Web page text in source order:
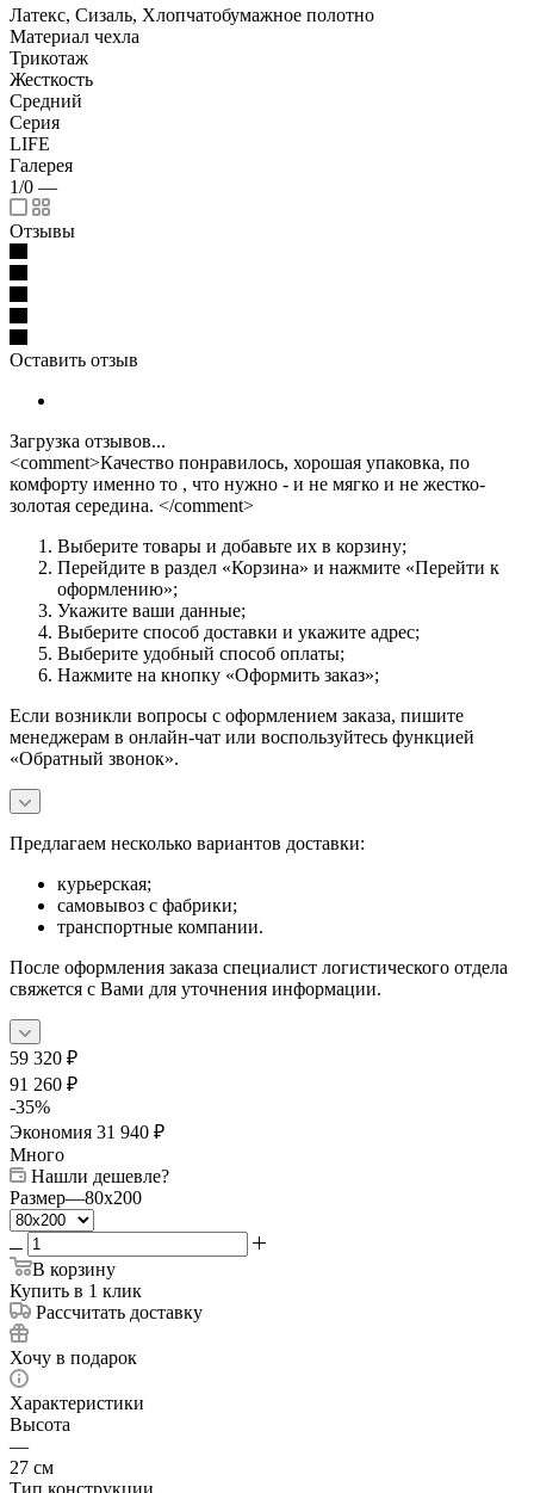
Латекс, Сизаль, Хлопчатобумажное полотно
Материал чехла
Трикотаж
Жесткость
Средний
Серия
LIFE
Галерея
1/0 —
Отзывы
Оставить отзыв
Загрузка отзывов...
<comment>Качество понравилось, хорошая упаковка, по
комфорту именно то , что нужно - и не мягко и не жестко-
золотая середина. </comment>
Выберите товары и добавьте их в корзину;
Перейдите в раздел «Корзина» и нажмите «Перейти к
оформлению»;
Укажите ваши данные;
Выберите способ доставки и укажите адрес;
Выберите удобный способ оплаты;
Нажмите на кнопку «Оформить заказ»;
Если возникли вопросы с оформлением заказа, пишите
менеджерам в онлайн-чат или воспользуйтесь функцией
«Обратный звонок».
Предлагаем несколько вариантов доставки:
курьерская;
самовывоз с фабрики;
транспортные компании.
После оформления заказа специалист логистического отдела
свяжется с Вами для уточнения информации.
59 320 ₽
91 260 ₽
-35%
Экономия 31 940 ₽
Много
Нашли дешевле?
Размер—80x200
В корзину
Купить в 1 клик
Рассчитать доставку
Хочу в подарок
Характеристики
Высота
—
27 см
Тип конструкции